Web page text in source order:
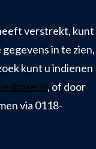
verstrekt, kunt
in te zien,
kunt u indienen
, of door
via 0118-